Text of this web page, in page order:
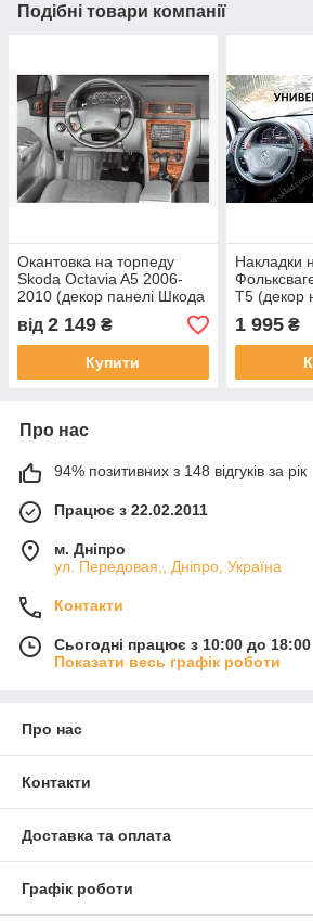
Подібні товари компанії
Окантовка на торпеду
Skoda Octavia A5 2006-
2010 (декор панелі Шкода
Октавіа)
від 2 149 ₴
Купити
Накладки
Т5 (декор
під дерево)
1 995₴
Про нас
94% позитивних з 148 відгуків за рік
Працює з 22.02.2011
м. Дніпро
ул. Передовая,, Дніпро, Україна
Контакти
Сьогодні працює з 10:00 до 18:00
Показати весь графік роботи
Про нас
Контакти
Доставка та оплата
Графік роботи